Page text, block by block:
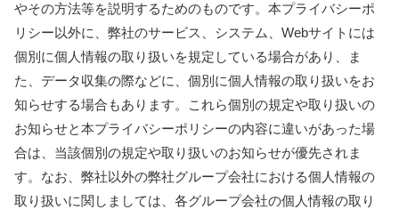
やその方法等を説明するためのものです。本プライバシーポ
リシー以外に、弊社のサービス、システム、Webサイトには
個別に個人情報の取り扱いを規定している場合があり、ま
た、データ収集の際などに、個別に個人情報の取り扱いをお
知らせする場合もあります。これら個別の規定や取り扱いの
お知らせと本プライバシーポリシーの内容に違いがあった場
合は、当該個別の規定や取り扱いのお知らせが優先されま
す。なお、弊社以外の弊社グループ会社における個人情報の
取り扱いに関しましては、各グループ会社の個人情報の取り